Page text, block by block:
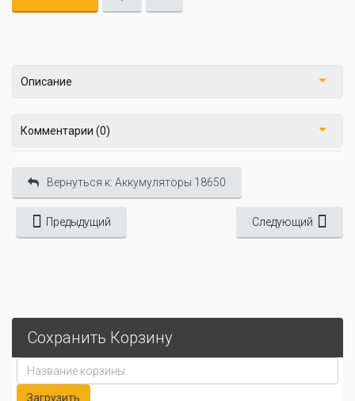
Описание
Комментарии (0)
Вернуться к: Аккумуляторы 18650
Предыдущий Следующий
Сохранить Корзину